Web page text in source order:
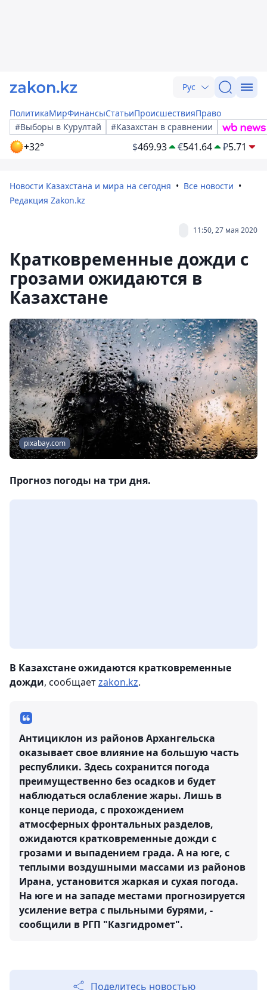
Рус
ПолитикаМирФинансыСтатьиПроисшествияПраво
#Выборы в Курултай
#Казахстан в сравнении
+32° $469.93 €541.64 ₽5.71
Новости Казахстана и мира на сегодня
Все новости
Редакция Zakon.kz
11:50, 27 мая 2020
Кратковременные дожди с
грозами ожидаются в
Казахстане
pixabay.com
Прогноз погоды на три дня.
В Казахстане ожидаются кратковременные
дожди, сообщаетzakon.kz.
Антициклон из районов Архангельска
оказывает свое влияние на большую часть
республики. Здесь сохранится погода
преимущественно без осадков и будет
наблюдаться ослабление жары. Лишь в
конце периода, с прохождением
атмосферных фронтальных разделов,
ожидаются кратковременные дожди с
грозами и выпадением града. А на юге, с
теплыми воздушными массами из районов
Ирана, установится жаркая и сухая погода.
На юге и на западе местами прогнозируется
усиление ветра с пыльными бурями, -
сообщили в РГП "Казгидромет".
Поделитесь новостью